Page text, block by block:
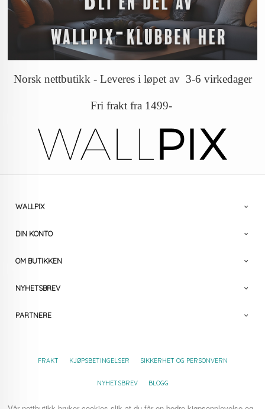
Norsk nettbutikk - Leveres i løpet av 3-6 virkedager
Fri frakt fra 1499-
WALLPIX
DIN KONTO
OM BUTIKKEN
NYHETSBREV
PARTNERE
FRAKT KJØPSBETINGELSER SIKKERHET OG PERSONVERN
NYHETSBREV BLOGG